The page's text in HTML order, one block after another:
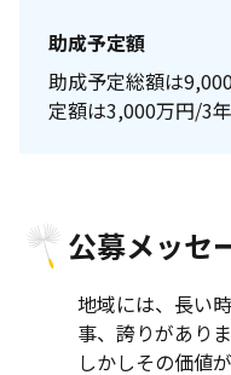
助成予定額
助成予定総額は
定額は3,000万円/3年
公募メッセ
地域には、長い
事、誇りがありま
しかしその価値